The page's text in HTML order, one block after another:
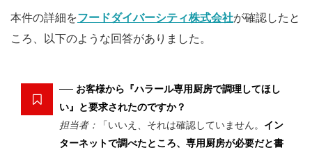
本件の詳細をフードダイバーシティ株式会社が確認したと
ころ、以下のような回答がありました。
── お客様から『ハラール専用厨房で調理してほし
い』と要求されたのですか？
担当者：
「いいえ、それは確認していません。 イン
ターネットで調べたところ、専用厨房が必要だと書